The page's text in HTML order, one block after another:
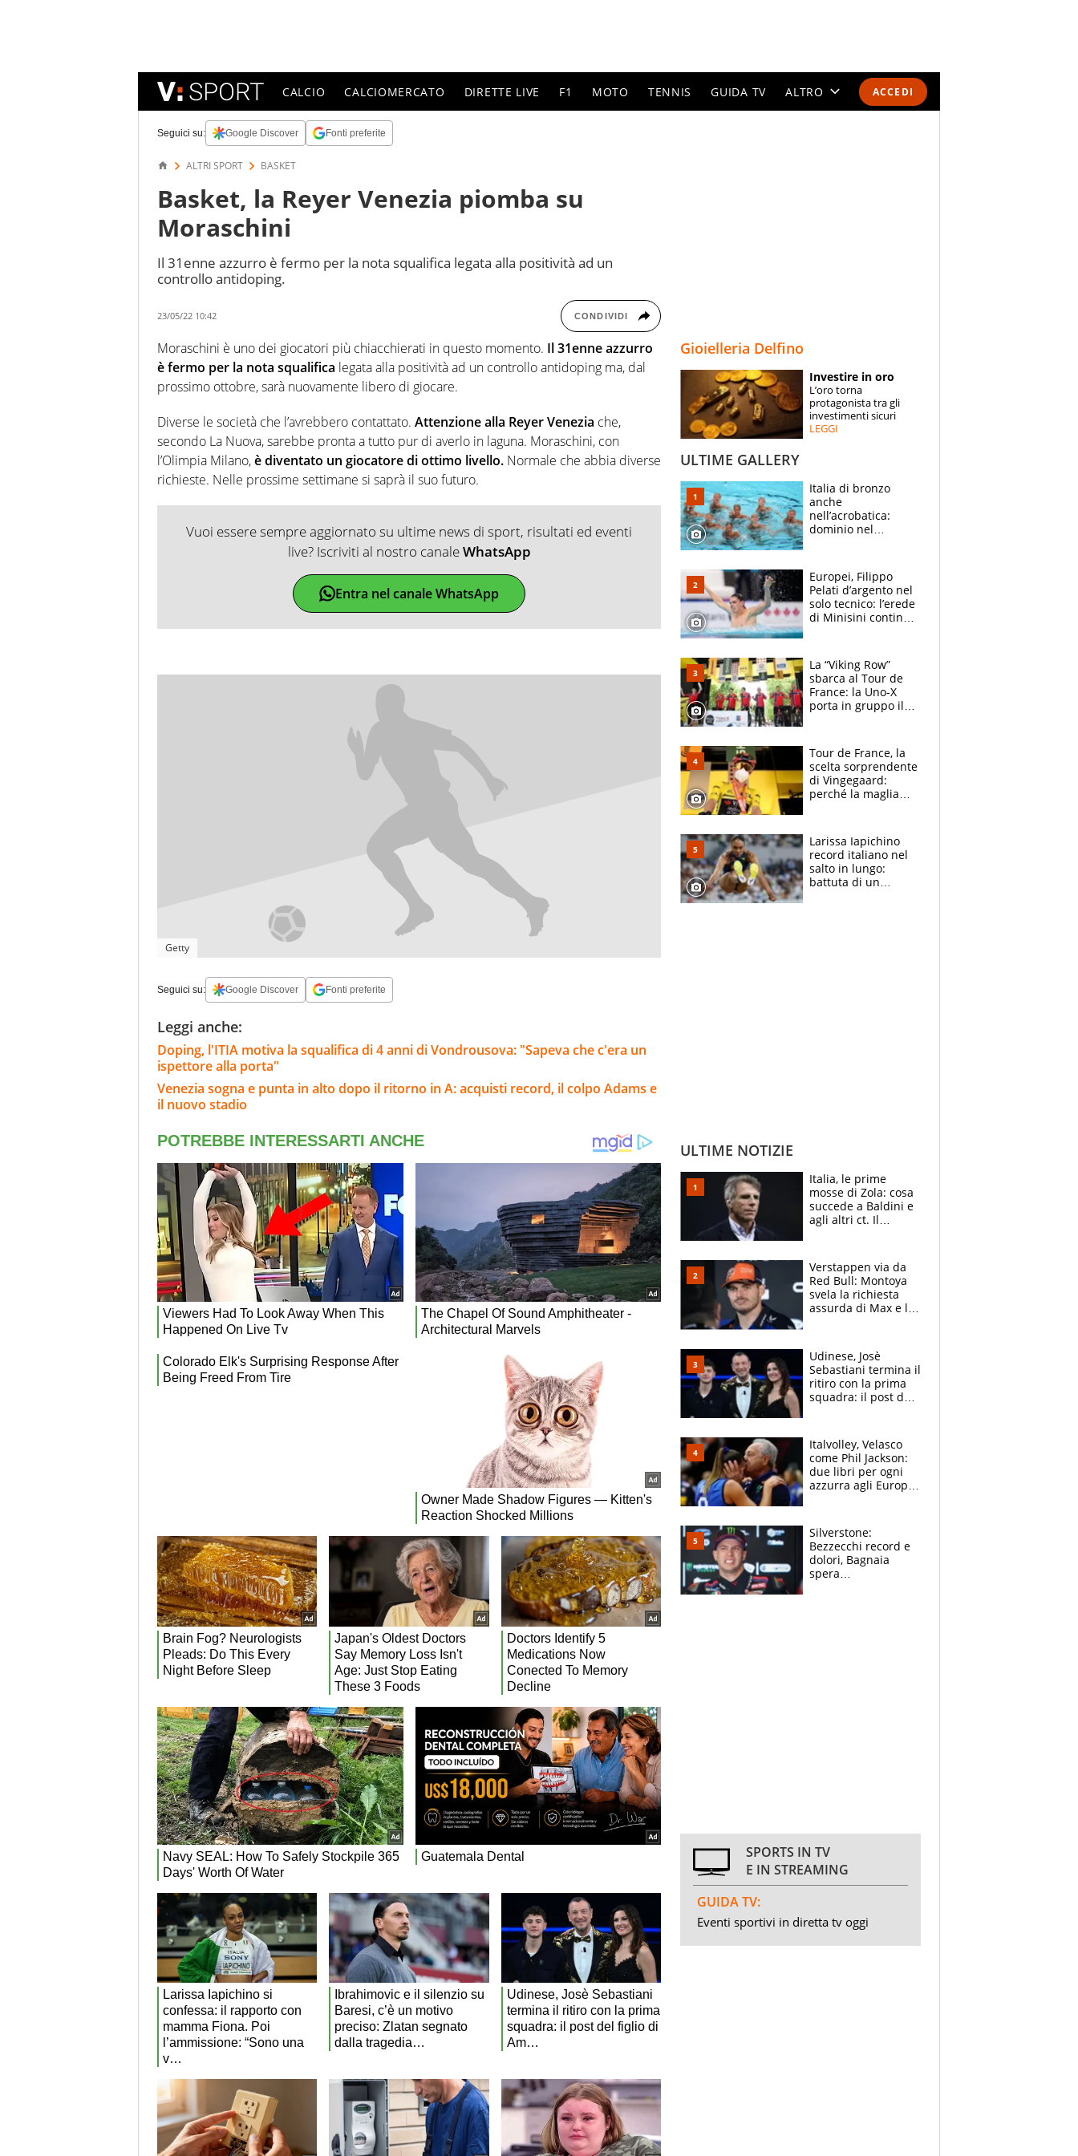
ACCEDI
CALCIO CALCIOMERCATO DIRETTE LIVE F1 MOTO TENNIS GUIDA TV ALTRO
SPECIALI
ESPERTI
Seguici su: Google Discover Fonti preferite
ALTRI SPORT BASKET
Basket, la Reyer Venezia piomba su
Moraschini
Il 31enne azzurro è fermo per la nota squalifica legata alla positività ad un
controllo antidoping.
23/05/22 10:42 CONDIVIDI
Moraschini è uno dei giocatori più chiacchierati in questo momento. Il 31enne azzurro
è fermo per la nota squalifica legata alla positività ad un controllo antidoping ma, dal
prossimo ottobre, sarà nuovamente libero di giocare.
Diverse le società che l’avrebbero contattato. Attenzione alla Reyer Venezia che,
secondo La Nuova, sarebbe pronta a tutto pur di averlo in laguna. Moraschini, con
l’Olimpia Milano,è diventato un giocatore di ottimo livello. Normale che abbia diverse
richieste. Nelle prossime settimane si saprà il suo futuro.
Vuoi essere sempre aggiornato su ultime news di sport, risultati ed eventi
live? Iscriviti al nostro canaleWhatsApp
Entra nel canale WhatsApp
Getty
Seguici su: Google Discover Fonti preferite
Leggi anche:
Doping, l'ITIA motiva la squalifica di 4 anni di Vondrousova: "Sapeva che c'era un
ispettore alla porta"
Venezia sogna e punta in alto dopo il ritorno in A: acquisti record, il colpo Adams e
il nuovo stadio
Gioielleria Delfino
Investire in oro
L’oro torna
protagonista tra gli
investimenti sicuri
LEGGI
ULTIME GALLERY
Italia di bronzo
anche
nell’acrobatica:
dominio nel
e compagni
continuare
Europei, Filippo
Pelati d’argento nel
solo tecnico: l’erede
di Minisini continua
mirino
La “Viking Row”
sbarca al Tour de
France: la Uno-X
porta in gruppo il
compagni
Tour de France, la
scelta sorprendente
di Vingegaard:
perché la maglia
rischio da evitare
Larissa Iapichino
record italiano nel
salto in lungo:
battuta di un
ULTIME NOTIZIE
Italia, le prime
mosse di Zola: cosa
succede a Baldini e
agli altri ct. Il
azzurri
Verstappen via da
Red Bull: Montoya
svela la richiesta
assurda di Max e lo
McLaren siano
meglio?”
Udinese, Josè
Sebastiani termina il
ritiro con la prima
squadra: il post del
sfondo
Italvolley, Velasco
come Phil Jackson:
due libri per ogni
azzurra agli Europei.
Silverstone:
Bezzecchi record e
dolori, Bagnaia
spera
SPORTS IN TV
E IN STREAMING
GUIDA TV:
Eventi sportivi in diretta tv oggi